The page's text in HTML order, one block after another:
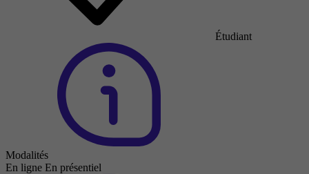
Étudiant
Modalités
En ligne En présentiel